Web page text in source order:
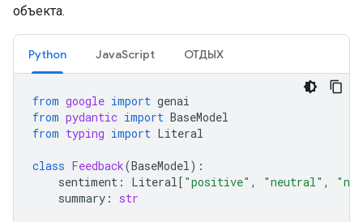
объекта.
Python JavaScript ОТДЫХ
from google import genai
from pydantic import BaseModel
from typing import Literal
class Feedback(BaseModel):
sentiment : Literal[ "positive" , "neutral" ,
summary : str